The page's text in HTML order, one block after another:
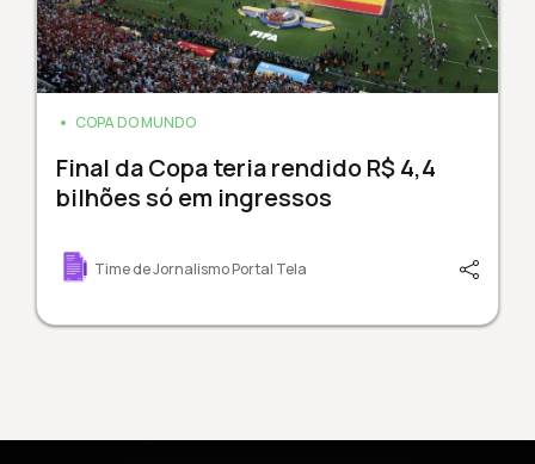
COPA DO MUNDO
Final da Copa teria rendido R$ 4,4
bilhões só em ingressos
Time de Jornalismo Portal Tela